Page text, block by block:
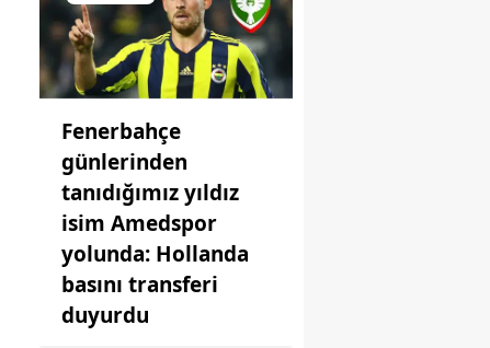
Fenerbahçe
günlerinden
tanıdığımız yıldız
isim Amedspor
yolunda: Hollanda
basını transferi
duyurdu